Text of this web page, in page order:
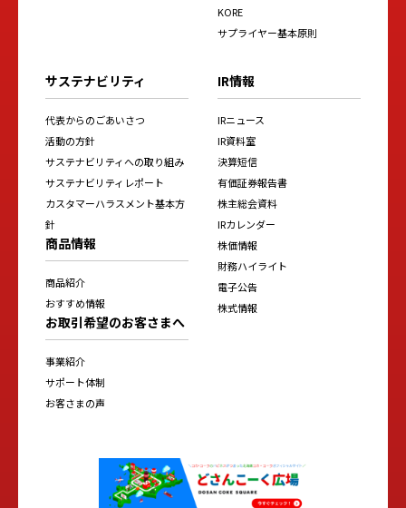
KORE
サプライヤー基本原則
サステナビリティ
代表からのごあいさつ
活動の方針
サステナビリティへの取り組み
サステナビリティレポート
カスタマーハラスメント基本方
針
商品情報
商品紹介
おすすめ情報
お取引希望のお客さまへ
事業紹介
サポート体制
お客さまの声
IR情報
IRニュース
IR資料室
決算短信
有価証券報告書
株主総会資料
IRカレンダー
株価情報
財務ハイライト
電子公告
株式情報